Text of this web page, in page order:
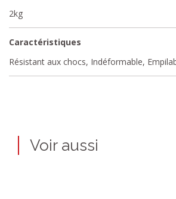
2kg
Caractéristiques
Résistant aux chocs, Indéformable,
Voir aussi